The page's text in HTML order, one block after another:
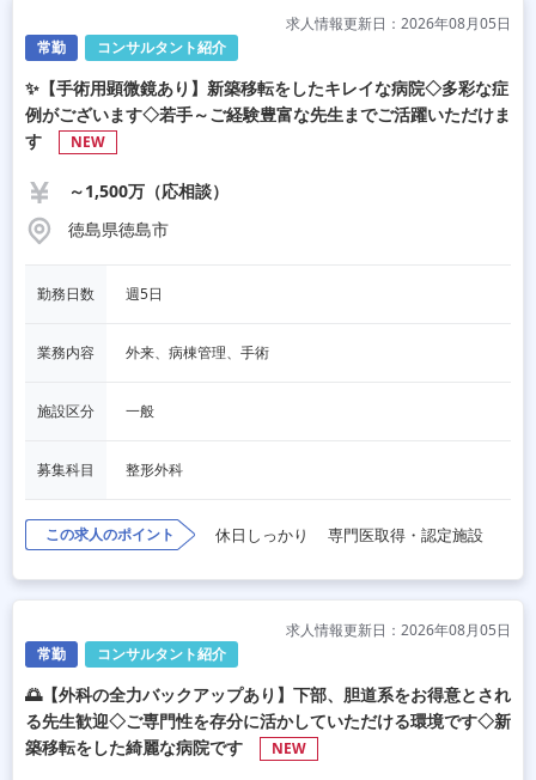
常勤 コンサルタント紹介
求人情報更新日：2026年08月05日
✨【手術用顕微鏡あり】新築移転をしたキレイな病院◇多彩な症
例がございます◇若手～ご経験豊富な先生までご活躍いただけま
す
NEW
～1,500万（応相談）
徳島県徳島市
勤務日数 週5日
業務内容 外来、病棟管理、手術
施設区分 一般
募集科目 整形外科
この求人のポイント 休日しっかり 専門医取得・認定施設
常勤 コンサルタント紹介
求人情報更新日：2026年08月05日
🌅【外科の全力バックアップあり】下部、胆道系をお得意とされ
る先生歓迎◇ご専門性を存分に活かしていただける環境です◇新
築移転をした綺麗な病院です
NEW